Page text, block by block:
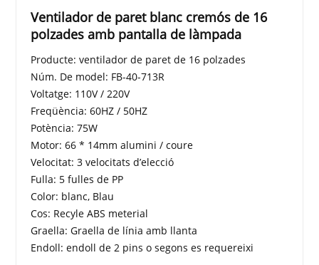
Ventilador de paret blanc cremós de 16
polzades amb pantalla de làmpada
Producte: ventilador de paret de 16 polzades
Núm. De model: FB-40-713R
Voltatge: 110V / 220V
Freqüència: 60HZ / 50HZ
Potència: 75W
Motor: 66 * 14mm alumini / coure
Velocitat: 3 velocitats d’elecció
Fulla: 5 fulles de PP
Color: blanc, Blau
Cos: Recyle ABS meterial
Graella: Graella de línia amb llanta
Endoll: endoll de 2 pins o segons es requereixi